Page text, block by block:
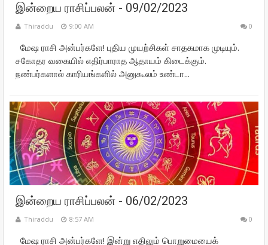
இன்றைய ராசிப்பலன் - 09/02/2023
Thiraddu 9:00 AM 0
மேஷ ராசி அன்பர்களே! புதிய முயற்சிகள் சாதகமாக முடியும்.
சகோதர வகையில் எதிர்பாராத ஆதாயம் கிடைக்கும்.
நண்பர்களால் காரியங்களில் அனுகூலம் உண்டா...
இன்றைய ராசிப்பலன் - 06/02/2023
Thiraddu 8:57 AM 0
மேஷ ராசி அன்பர்களே! இன்று எதிலும் பொறுமையைக்